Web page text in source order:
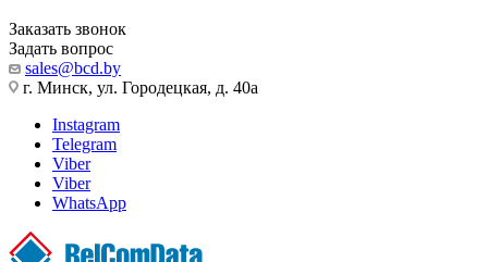
Заказать звонок
Задать вопрос
sales@bcd.by
г. Минск, ул. Городецкая, д. 40а
Instagram
Telegram
Viber
Viber
WhatsApp